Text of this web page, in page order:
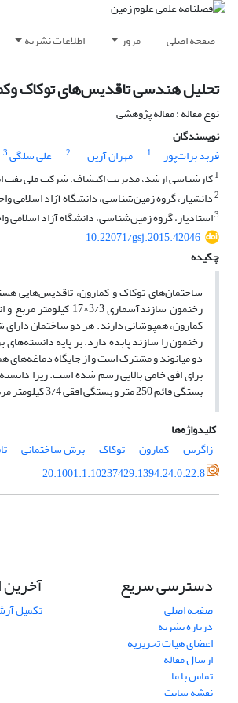
صفحه اصلی مرور اطلاعات نشریه
تحلیل هندسی تاقدیس‌های تو‌کاک
نوع مقاله : مقاله پژوهشی
نویسندگان
فربد برات‌پور
1 مهران آرین 2 علی سلگی3
1کارشناسی ‌ارشد، مدیریت اکتشاف، شرکت ملی نفت
2دانشیار، گروه زمین‌شناسی، دانشگاه آزاد اسلامی
3استادیار، گروه زمین‌شناسی، دانشگاه آزاد اسلامی
10.22071/gsj.2015.42046
چکیده
کمارون، همپوشانی دارند. هر دو ساختمان
دو میانوند و مشترک است و از جایگاه
برای افق خامی بالایی رسم شده است. زیرا
بستگی قائم 250 متر و بستگی افقی 3/4 کیلومتر مربع دارد.
کلیدواژه‌ها
زاگرس
کمارون توکاک برش ساختمانی
20.1001.1.10237429.1394.24.0.22.8
دسترسی سریع
صفحه اصلی
درباره نشریه
اعضای هیات تحریریه
ارسال مقاله
تماس با ما
نقشه سایت
آخرین
تکمیل